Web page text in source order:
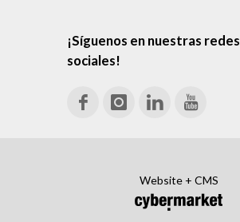
¡Síguenos en nuestras redes
sociales!
Website + CMS